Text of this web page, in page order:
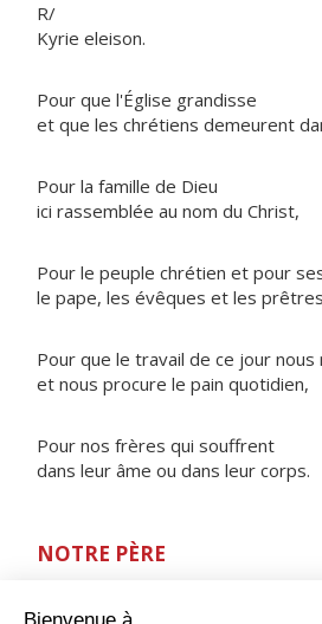
R/
Kyrie eleison.
Pour que l'Église grandisse
et que les chrétiens demeurent
Pour la famille de Dieu
ici rassemblée au nom du Christ,
Pour le peuple chrétien et pour
le pape, les évêques et les
Pour que le travail de ce jour
et nous procure le pain quotidien,
Pour nos frères qui souffrent
dans leur âme ou dans leur corps.
NOTRE PÈRE